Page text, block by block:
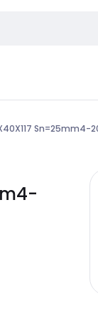
Sn=25mm4-